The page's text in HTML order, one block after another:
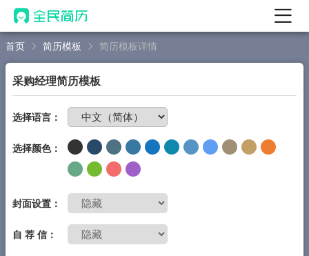
首页
AI 简历工具
AI 优化简历
AI 翻译简历
AI 诊断简历
AI 模拟面试
面试自我介绍
首页 简历模板 简历模板详情
采购经理简历模板
选择语言：
选择颜色：
封面设置：
自 荐 信：